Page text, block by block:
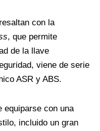
con la
, que permite
de la llave
viene de serie
ASR y ABS.
equiparse con una
incluido un gran